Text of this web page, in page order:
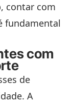
contar com
fundamental
com
de
A